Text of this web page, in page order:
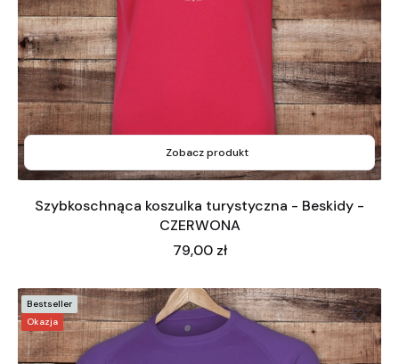
Zobacz produkt
Szybkoschnąca koszulka turystyczna - Beskidy -
CZERWONA
Cena
79,00 zł
Okazja
Bestseller